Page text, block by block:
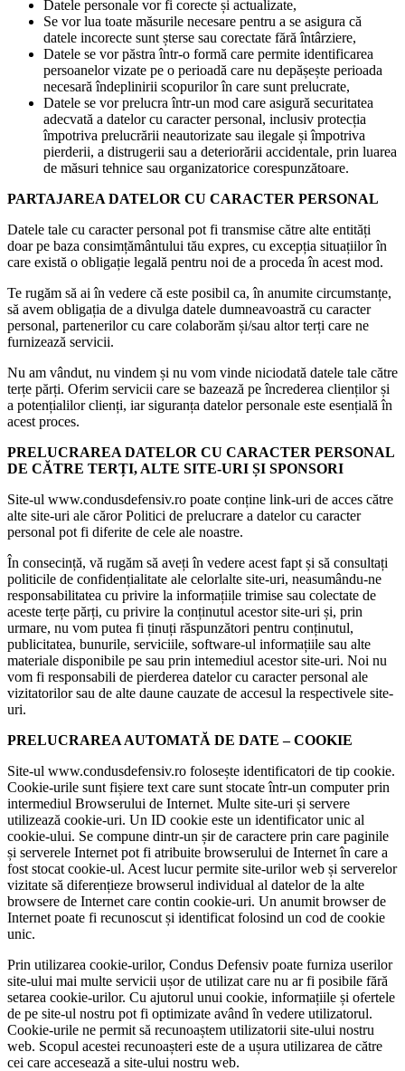
Datele personale vor fi corecte și actualizate,
Se vor lua toate măsurile necesare pentru a se asigura că
datele incorecte sunt șterse sau corectate fără întârziere,
Datele se vor păstra într-o formă care permite identificarea
persoanelor vizate pe o perioadă care nu depășește perioada
necesară îndeplinirii scopurilor în care sunt prelucrate,
Datele se vor prelucra într-un mod care asigură securitatea
adecvată a datelor cu caracter personal, inclusiv protecția
împotriva prelucrării neautorizate sau ilegale și împotriva
pierderii, a distrugerii sau a deteriorării accidentale, prin luarea
de măsuri tehnice sau organizatorice corespunzătoare.
PARTAJAREA DATELOR CU CARACTER PERSONAL
Datele tale cu caracter personal pot fi transmise către alte entități
doar pe baza consimțământului tău expres, cu excepția situațiilor în
care există o obligație legală pentru noi de a proceda în acest mod.
Te rugăm să ai în vedere că este posibil ca, în anumite circumstanțe,
să avem obligația de a divulga datele dumneavoastră cu caracter
personal, partenerilor cu care colaborăm și/sau altor terți care ne
furnizează servicii.
Nu am vândut, nu vindem și nu vom vinde niciodată datele tale către
terțe părți. Oferim servicii care se bazează pe încrederea clienților și
a potențialilor clienți, iar siguranța datelor personale este esențială în
acest proces.
PRELUCRAREA DATELOR CU CARACTER PERSONAL
DE CĂTRE TERȚI, ALTE SITE-URI ȘI SPONSORI
Site-ul www.condusdefensiv.ro poate conține link-uri de acces către
alte site-uri ale căror Politici de prelucrare a datelor cu caracter
personal pot fi diferite de cele ale noastre.
În consecință, vă rugăm să aveți în vedere acest fapt și să consultați
politicile de confidențialitate ale celorlalte site-uri, neasumându-ne
responsabilitatea cu privire la informațiile trimise sau colectate de
aceste terțe părți, cu privire la conținutul acestor site-uri și, prin
urmare, nu vom putea fi ținuți răspunzători pentru conținutul,
publicitatea, bunurile, serviciile, software-ul informațiile sau alte
materiale disponibile pe sau prin intemediul acestor site-uri. Noi nu
vom fi responsabili de pierderea datelor cu caracter personal ale
vizitatorilor sau de alte daune cauzate de accesul la respectivele site-
uri.
PRELUCRAREA AUTOMATĂ DE DATE – COOKIE
Site-ul www.condusdefensiv.ro folosește identificatori de tip cookie.
Cookie-urile sunt fișiere text care sunt stocate într-un computer prin
intermediul Browserului de Internet. Multe site-uri și servere
utilizează cookie-uri. Un ID cookie este un identificator unic al
cookie-ului. Se compune dintr-un șir de caractere prin care paginile
și serverele Internet pot fi atribuite browserului de Internet în care a
fost stocat cookie-ul. Acest lucur permite site-urilor web și serverelor
vizitate să diferențieze browserul individual al datelor de la alte
browsere de Internet care contin cookie-uri. Un anumit browser de
Internet poate fi recunoscut și identificat folosind un cod de cookie
unic.
Prin utilizarea cookie-urilor, Condus Defensiv poate furniza userilor
site-ului mai multe servicii ușor de utilizat care nu ar fi posibile fără
setarea cookie-urilor. Cu ajutorul unui cookie, informațiile și ofertele
de pe site-ul nostru pot fi optimizate având în vedere utilizatorul.
Cookie-urile ne permit să recunoaștem utilizatorii site-ului nostru
web. Scopul acestei recunoașteri este de a ușura utilizarea de către
cei care accesează a site-ului nostru web.